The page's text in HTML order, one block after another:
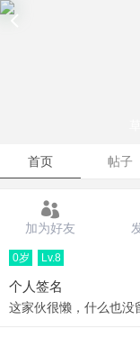
首页 帖子
加为好友
0岁 Lv.8
个人签名
这家伙很懒，什么也没